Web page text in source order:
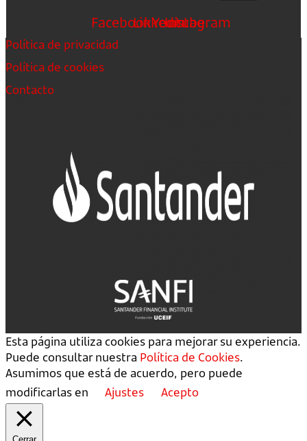
FacebookLinkedin
Youtube
Instagram
Política de privacidad
Política de cookies
Contacto
Esta página utiliza cookies para mejorar su experiencia.
Puede consultar nuestra Política de Cookies.
Asumimos que está de acuerdo, pero puede
modificarlas en
Ajustes Acepto